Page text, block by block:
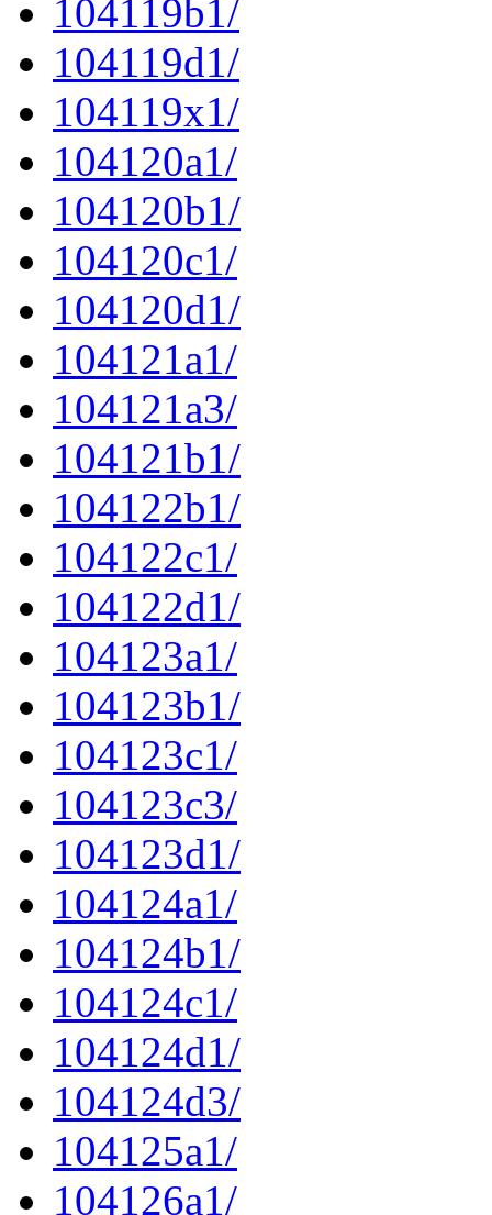
104119b1/
104119d1/
104119x1/
104120a1/
104120b1/
104120c1/
104120d1/
104121a1/
104121a3/
104121b1/
104122b1/
104122c1/
104122d1/
104123a1/
104123b1/
104123c1/
104123c3/
104123d1/
104124a1/
104124b1/
104124c1/
104124d1/
104124d3/
104125a1/
104126a1/